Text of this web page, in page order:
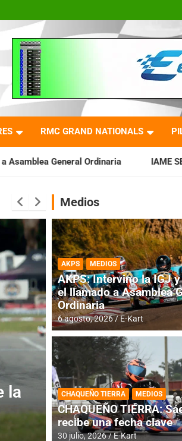
RMC GRAND NATIONALS
IAME SERIES ARGENTINA:
DESTACADA INFORME CENTRAL
RMC BUENOS
histórica en
4 agosto, 2026 E-Kart
Medios
AKPS MEDIOS
AKPS: Intervino la IGJ
el llamado a Asamblea
Ordinaria
6 agosto, 2026 E-Kart
CHAQUEÑO TIERRA MEDIOS
CHAQUEÑO TIERRA:
recibe una fecha clave
30 julio, 2026 E-Kart